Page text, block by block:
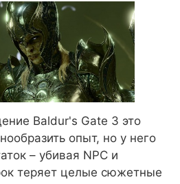
Baldur's Gate 3 это
опыт, но у него
– убивая NPC и
теряет целые сюжетные